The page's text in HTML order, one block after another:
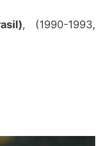
, (1990-1993,